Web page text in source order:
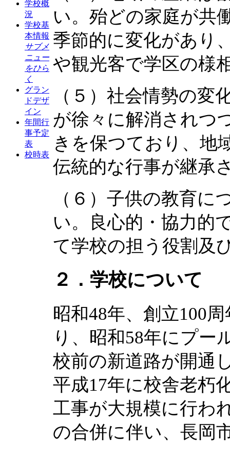
学校概
況
学校基
本情報
サブメ
ニュー
をひら
く
グラン
ドデザ
イン
年間行
事予定
表
校時表
い。殆どの家庭が共
季節的に変化があり
や観光客で学区の様
（５）社会情勢の変
が徐々に解消されつ
きを保つており、地
伝統的な行事が継承
（６）子供の教育に
い。良心的・協力的
て学校の担う役割及
２．学校について
昭和48年、創立100
り、昭和58年にプー
校前の新道路が開通
平成17年に校舎老朽
工事が大規模に行わ
の合併に伴い、長岡